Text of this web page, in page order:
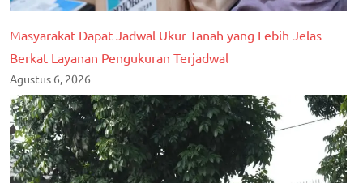
Masyarakat Dapat Jadwal Ukur Tanah yang Lebih Jelas
Berkat Layanan Pengukuran Terjadwal
Agustus 6, 2026